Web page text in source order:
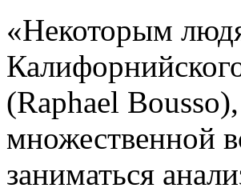
«Некоторым
(Raphael
множественной
заниматься